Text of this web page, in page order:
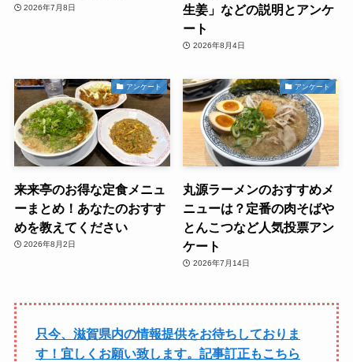
2026年7月8日
生姜」などの説明とアンケ
ート
2026年8月4日
アンケート
来来亭のお得な定食メニュ
ーまとめ！あなたのおすす
めを教えてください
2026年8月2日
アンケート
丸源ラーメンのおすすめメ
ニューは？定番の肉そばや
とんこつなど人気投票アン
ケート
2026年7月14日
只今、滋賀県内の情報提供をお待ちしておりま
す！宜しくお願い致します。記事訂正もこちら